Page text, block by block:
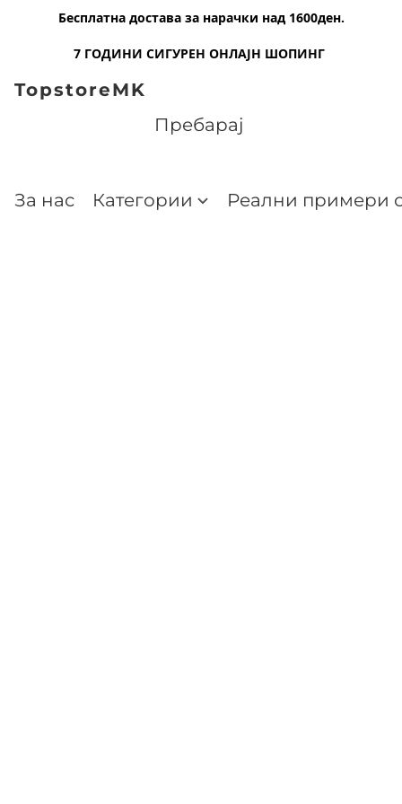
Бесплатна достава за нарачки над 1600ден.
7 ГОДИНИ СИГУРЕН ОНЛАЈН ШОПИНГ
TopstoreMK
За нас Категории Реални примери